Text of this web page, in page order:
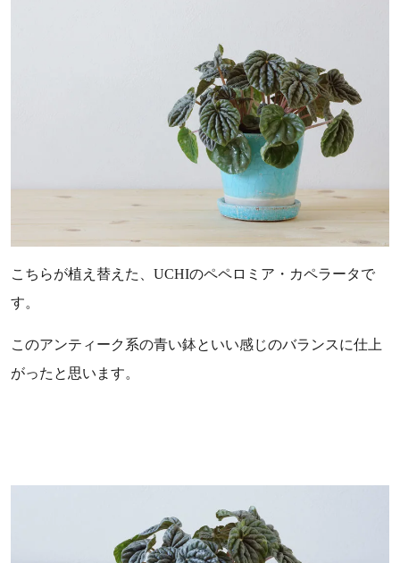
こちらが植え替えた、UCHIのペペロミア・カペラータで
す。
このアンティーク系の青い鉢といい感じのバランスに仕上
がったと思います。